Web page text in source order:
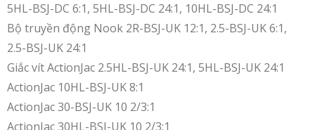
5HL-BSJ-DC 6:1, 5HL-BSJ-DC 24:1, 10HL-BSJ-DC 24:1
Bộ truyền động Nook 2R-BSJ-UK 12:1, 2.5-BSJ-UK 6:1,
2.5-BSJ-UK 24:1
Giắc vít ActionJac 2.5HL-BSJ-UK 24:1, 5HL-BSJ-UK 24:1
ActionJac 10HL-BSJ-UK 8:1
ActionJac 30-BSJ-UK 10 2/3:1
ActionJac 30HL-BSJ-UK 10 2/3:1